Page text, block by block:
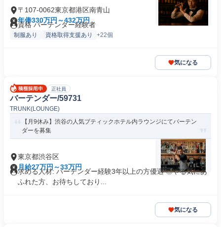
〒107-0062東京都港区南青山
年俸330万円～432万円
資格 バーテンダー経験者
制服あり 資格取得支援あり +22個
気になる
正社員
バーテンダー/59731
TRUNK(LOUNGE)
【月9休み】渋谷の人気ブティックホテル内ラウンジにてバーテン
ダーを募集
東京都渋谷区
月給27万円～33万円
求める人材: バーテンダー経験3年以上の方優遇 ◎やる気にあ
ふれた方、お待ちしており...
気になる